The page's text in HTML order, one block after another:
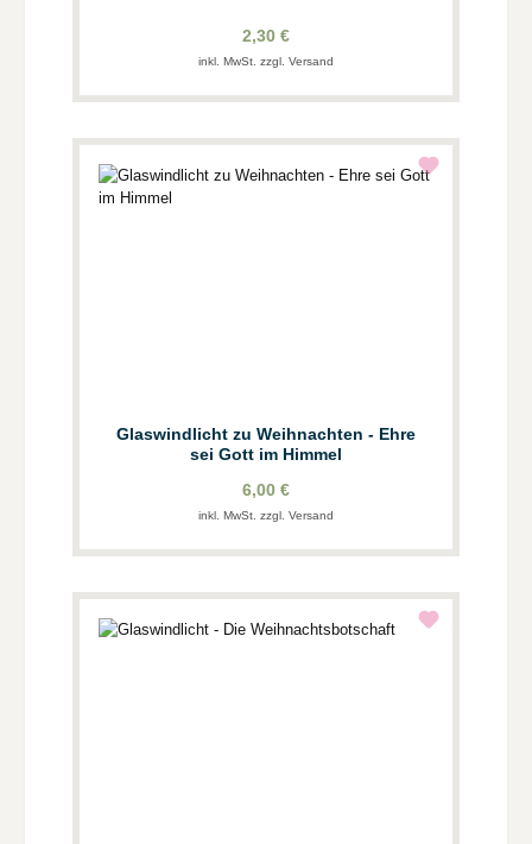
2,30 €
inkl. MwSt. zzgl. Versand
Glaswindlicht zu Weihnachten - Ehre
sei Gott im Himmel
6,00 €
inkl. MwSt. zzgl. Versand